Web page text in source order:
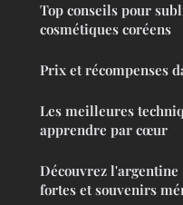
Top conseils pour
cosmétiques coréens
Prix et récompenses
Les meilleures
apprendre par cœur
Découvrez l'argentine
fortes et souvenirs